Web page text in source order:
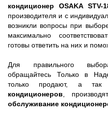
кондиционер
OSAKA STV-
производителя и с
возникли вопросы при
максимально
готовы ответить на них и
Для правильного
обращайтесь Только в
только продают, а
кондиционеров ,
обслуживание